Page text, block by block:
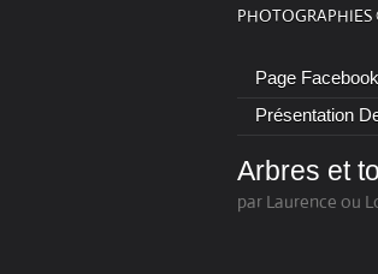
Page Facebook
Présentation
Arbres et
par Laurence ou